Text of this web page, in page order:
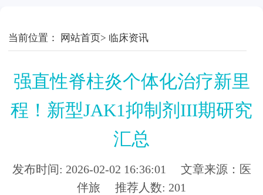
医疗美容
法令纹
白癜风 糖尿病 罕见病
银屑病 特应性皮炎 干细胞
当前位置： 网站首页> 临床资讯
强直性脊柱炎个体化治疗新里
程！新型JAK1抑制剂III期研究
汇总
发布时间: 2026-02-02 16:36:01 文章来源：医
伴旅 推荐人数: 201